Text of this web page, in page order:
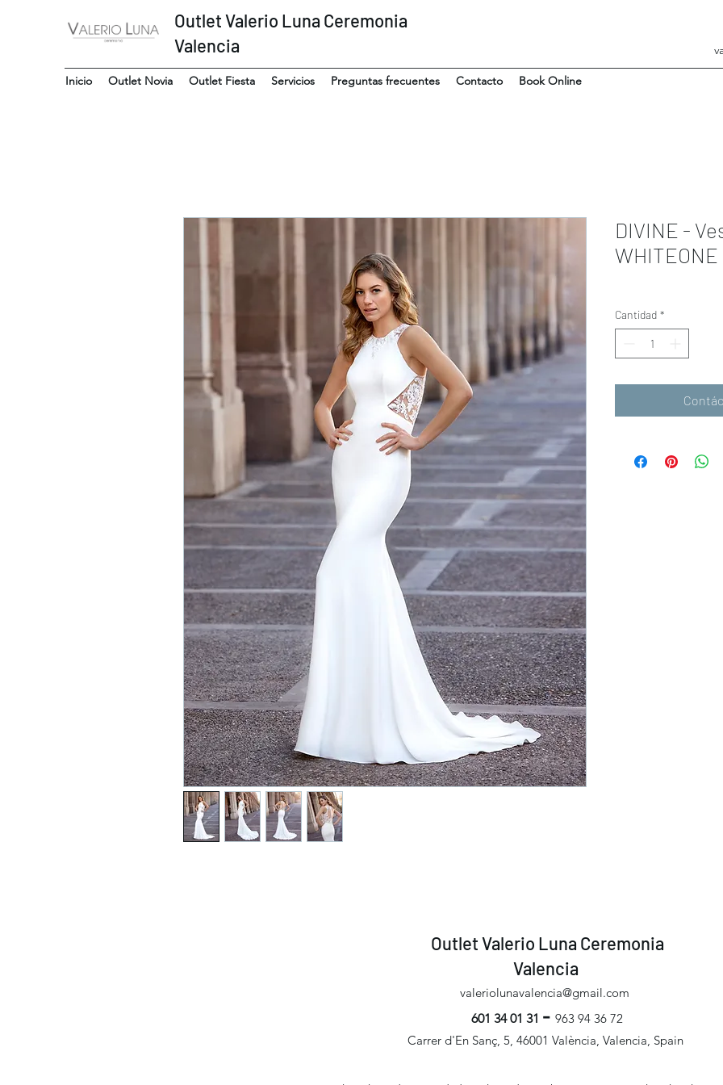
Outlet Valerio Luna Ceremonia
Valencia
Inicio Outlet Novia Outlet Fiesta Servicios Preguntas frecuentes Contacto Book Online
DIVINE -
WHITEONE
Cantidad *
Outlet Valerio Luna Ceremonia
Valencia
valeriolunavalencia@gmail.com
601 34 01 31 - 963 94 36 72
Carrer d'En Sanç, 5, 46001 València, Valencia, Spain